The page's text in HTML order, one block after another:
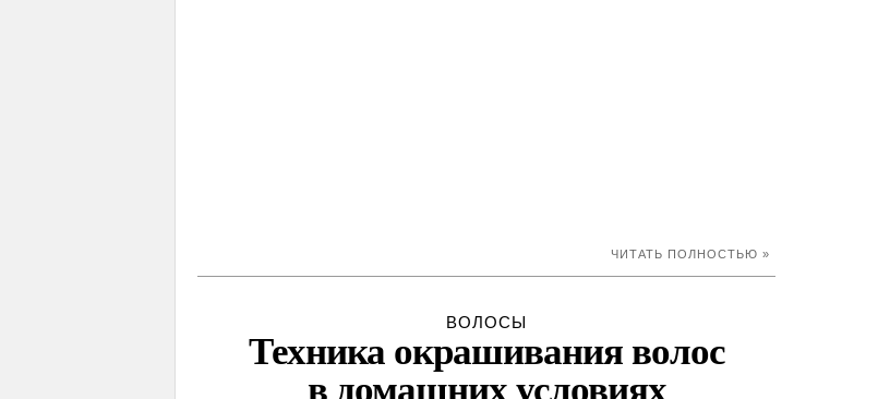
ЧИТАТЬ ПОЛНОСТЬЮ »
ВОЛОСЫ
Техника окрашивания волос
в домашних условиях